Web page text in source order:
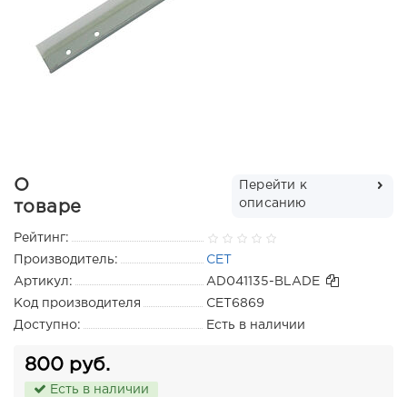
О
товаре
Перейти к
описанию
Рейтинг:
Производитель:
CET
Артикул:
AD041135-BLADE
Код производителя
CET6869
Доступно:
Есть в наличии
800 руб.
Есть в наличии